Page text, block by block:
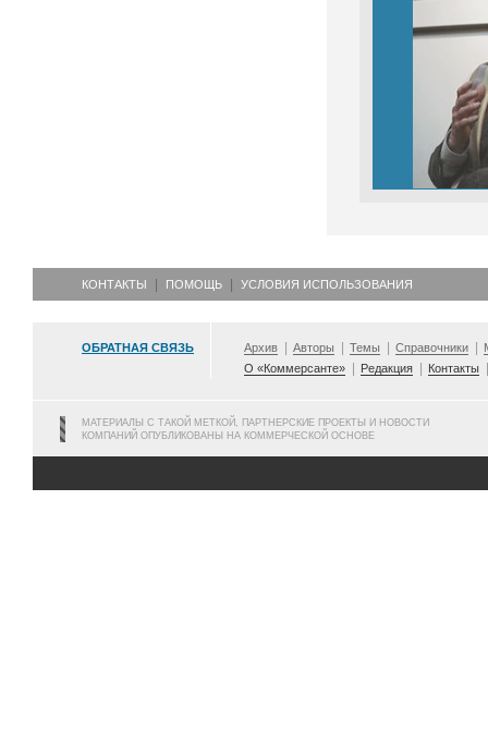
КОНТАКТЫ ПОМОЩЬ УСЛОВИЯ ИСПОЛЬЗОВАНИЯ
ОБРАТНАЯ СВЯЗЬ Архив Авторы Темы Справочники
О «Коммерсанте»
Редакция Контакты
МАТЕРИАЛЫ С ТАКОЙ МЕТКОЙ, ПАРТНЕРСКИЕ ПРОЕКТЫ И НОВОСТИ
КОМПАНИЙ ОПУБЛИКОВАНЫ НА КОММЕРЧЕСКОЙ ОСНОВЕ